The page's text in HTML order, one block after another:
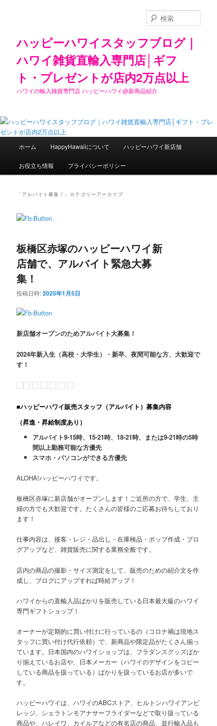
ハッピーハワイスタッフブログ｜
ハワイ雑貨直輸入専門店│ギフ
ト・プレゼントが店内2万点以上
ハワイの輸入雑貨専門店 ハッピーハワイ@新商品紹介
索
メ
メ
イ
テ
ツ
へ
移
動
サ
ブ
ン
へ
移
動
ホーム HappyHawaiiについて ハッピーハワイ新店舗
お役立ち情報 プライバシーポリシー
「 アルバイト募集！ 」カテゴリーアーカイブ
板橋区赤塚のハッピーハワイ新
店舗で、アルバイト緊急大募
集！
投稿日時:2025年1月5日
新店舗オープンのためアルバイト大募集！
2024年新入生（高校・大学生）・新卒、夜間可能な方、大歓迎で
す！
■ハッピーハワイ販売スタッフ（アルバイト）募集内容
（昇進・昇給制度あり）
アルバイト9-15時、15-21時、18-21時、または9-21時の5時
間以上勤務可能な方優先
スマホ・パソコンができる方優先
ALOHA!ハッピーハワイです。
板橋区赤塚に新店舗がオープンします！ご近所の方で、学生、主
婦の方でも大歓迎です。たくさんの皆様のご応募お待ちしており
ます！
仕事内容は、接客・レジ・品出し・在庫検品・ポップ作成・ブロ
グアップなど、雑貨販売に関する業務全般です。
店内の商品の撮影・サイズ測定をして、販売のための紹介文を作
成し、ブログにアップすれば時給アップ！
ハワイからの直輸入品ばかりを販売している日本最大級のハワイ
専門ギフトショップ！
オーナーが定期的に買い付けに行っているの（コロナ禍は現地ス
タッフに買い付け代行依頼）で、新商品や限定品がたくさん揃っ
ています。日本国内のハワイショップは、フラダンスグッズばか
り揃えているお店や、日本メーカー（ハワイのデザインをコピー
している商品を扱っている）ばかりを扱っているお店が多いで
す。
ハッピーハワイは、ハワイのABCストア、ヒルトンハワイアンビ
レッジ、シェラトンモアナサーフライダーなどで取り扱っている
商品や、ハレイワ、カイルアなどの有名店の商品、並行輸入品も